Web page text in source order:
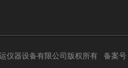
仪器设备有限公司版权所有 备案号